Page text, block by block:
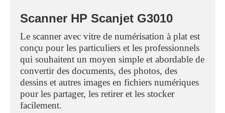
Scanner HP Scanjet G3010
Le scanner avec vitre de numérisation à plat est
conçu pour les particuliers et les professionnels
qui souhaitent un moyen simple et abordable de
convertir des documents, des photos, des
dessins et autres images en fichiers numériques
pour les partager, les retirer et les stocker
facilement.